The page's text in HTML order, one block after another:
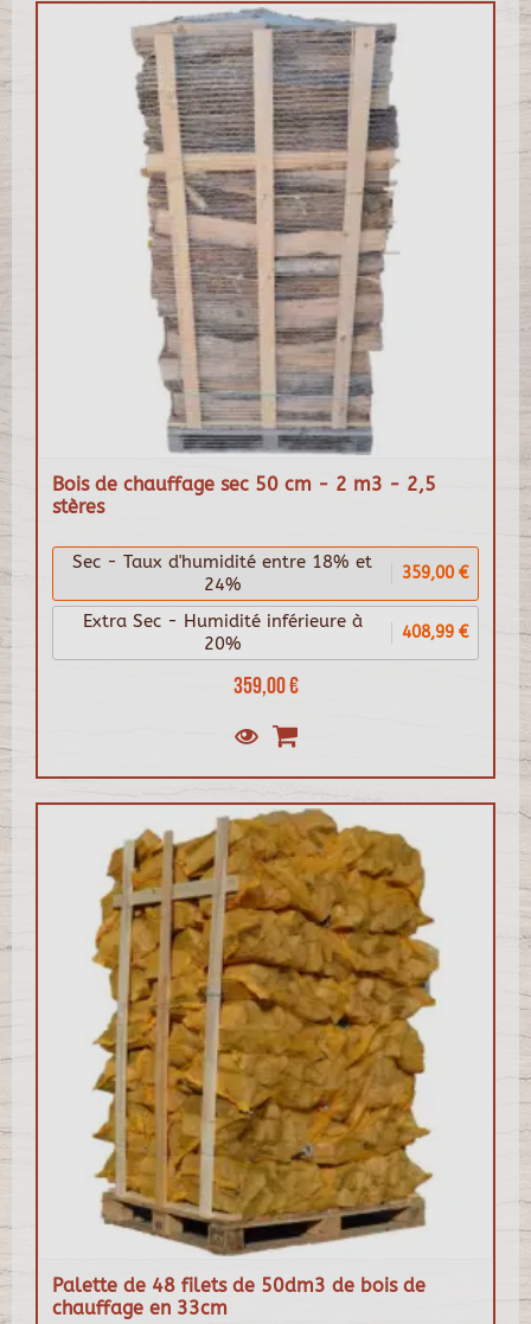
Bois de chauffage sec 50 cm - 2 m3 - 2,5
stères
359,00 €
Sec - Taux d'humidité entre 18% et
24%
359,00 €
Extra Sec - Humidité inférieure à
20%
408,99 €
Palette de 48 filets de 50dm3 de bois de
chauffage en 33cm